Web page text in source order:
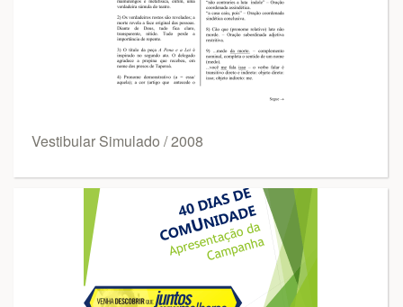
Vestibular Simulado / 2008